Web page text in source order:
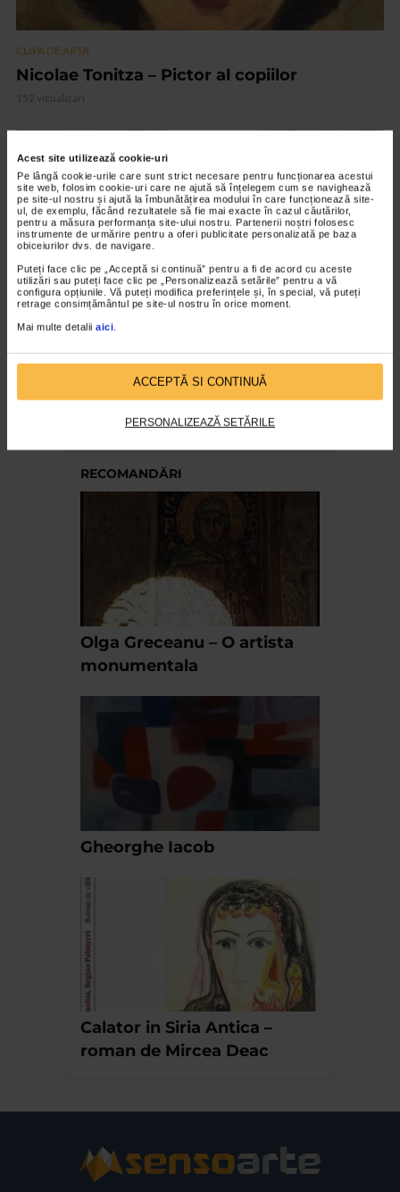
Acest site utilizează cookie-uri
Pe lângă cookie-urile care sunt strict necesare pentru funcționarea acestui
site web, folosim cookie-uri care ne ajută să înțelegem cum se navighează
pe site-ul nostru și ajută la îmbunătățirea modului în care funcționează site-
ul, de exemplu, făcând rezultatele să fie mai exacte în cazul căutărilor,
pentru a măsura performanța site-ului nostru. Partenerii noștri folosesc
instrumente de urmărire pentru a oferi publicitate personalizată pe baza
obiceiurilor dvs. de navigare.
Puteți face clic pe „Acceptă si continuă” pentru a fi de acord cu aceste
utilizări sau puteți face clic pe „Personalizează setările” pentru a vă
configura opțiunile. Vă puteți modifica preferințele și, în special, vă puteți
retrage consimțământul pe site-ul nostru în orice moment.
Mai multe detalii aici.
ACCEPTĂ SI CONTINUĂ
PERSONALIZEAZĂ SETĂRILE
CLIPA DE ARTA
Nicolae Tonitza – Pictor al copiilor
152 vizualizari
CLIPA DE ARTA
ARTS and ARTISTS. Anca Coller – “Cenușa
Memorie”
RECOMANDĂRI
Olga Greceanu – O artista
monumentala
Gheorghe Iacob
Calator in Siria Antica –
roman de Mircea Deac